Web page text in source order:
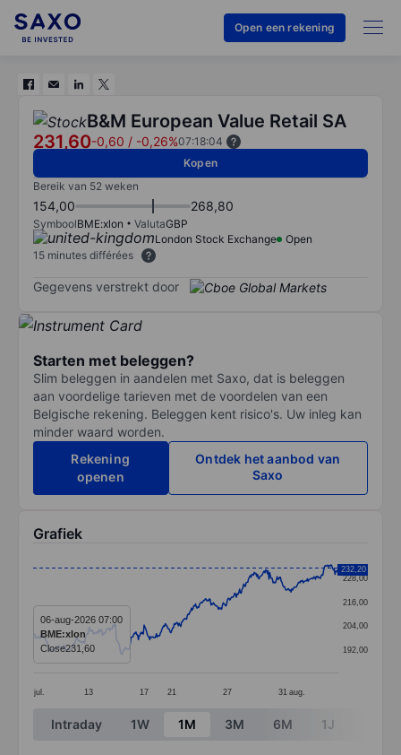
Open een rekening
B&M European Value Retail SA
231,60-0,60 / -0,26%07:18:04
Kopen
Bereik van 52 weken
154,00 268,80
SymboolBME:xlon ValutaGBP
London Stock Exchange
Open
15 minutes différées
Gegevens verstrekt door
Starten met beleggen?
Slim beleggen in aandelen met Saxo, dat is beleggen
aan voordelige tarieven met de voordelen van een
Belgische rekening. Beleggen kent risico's. Uw inleg kan
minder waard worden.
Rekening
openen
Ontdek het aanbod van
Saxo
Grafiek
Line chart with 375 data points.
The chart has 1 X axis displaying categories.
The chart has 1 Y axis displaying values. Data
jul. 13 17 21 27 31 aug.
192,00
204,00
216,00
228,00
232,20
06-aug-2026 07:00
BME:xlon
Close231,60
End of interactive chart.
Intraday 1W 1M 3M 6M 1J